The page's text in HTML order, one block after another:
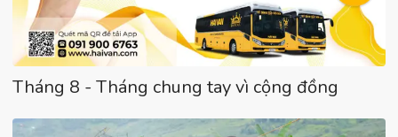
Tháng 8 - Tháng chung tay vì cộng đồng